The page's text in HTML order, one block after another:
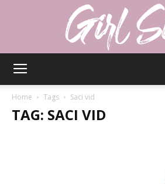
Home Tags Saci vid
TAG: SACI VID